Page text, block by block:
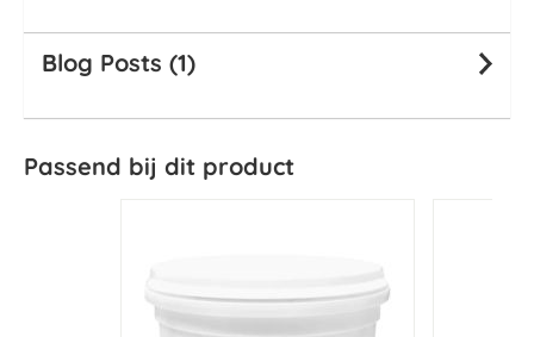
Blog Posts (1)
Passend bij dit product